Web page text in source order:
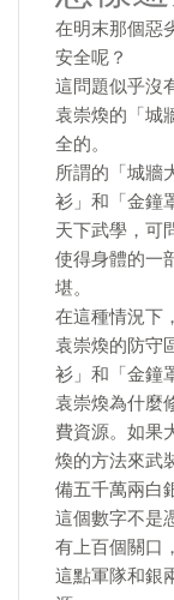
在明末那個惡
安全呢？
這問題似乎沒
袁崇煥的「城
全的。
所謂的「城牆
衫」和「金鐘
天下武學，可
使得身體的一
堪。
在這種情況下
袁崇煥的防守
衫」和「金鐘
袁崇煥為什麼
費資源。如果
煥的方法來武
備五千萬兩白
這個數字不是
有上百個關口
這點軍隊和銀